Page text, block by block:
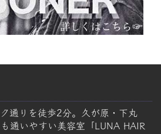
通りを徒歩2分。久が原・下丸
通いやすい美容室「LUNA HAIR